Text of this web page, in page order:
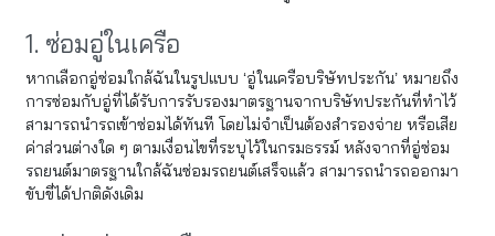
1. ซ่อมอู่ในเครือ
หากเลือกอู่ซ่อมใกล้ฉันในรูปแบบ ‘อู่ในเครือบริษัทประกัน’ หมายถึง
การซ่อมกับอู่ที่ได้รับการรับรองมาตรฐานจากบริษัทประกันที่ทำไว้
สามารถนำรถเข้าซ่อมได้ทันที โดยไม่จำเป็นต้องสำรองจ่าย หรือเสีย
ค่าส่วนต่างใด ๆ ตามเงื่อนไขที่ระบุไว้ในกรมธรรม์ หลังจากที่อู่ซ่อม
รถยนต์มาตรฐานใกล้ฉันซ่อมรถยนต์เสร็จแล้ว สามารถนำรถออกมา
ขับขี่ได้ปกติดังเดิม